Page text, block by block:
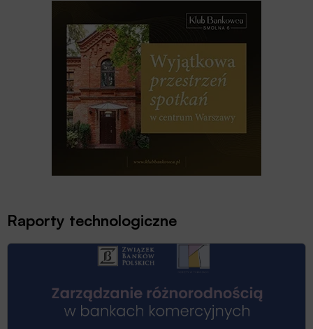
Raporty technologiczne